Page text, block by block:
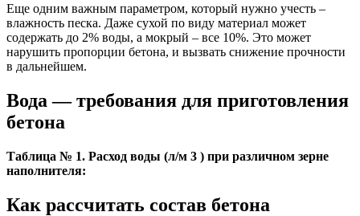
Еще одним важным параметром, который нужно учесть –
влажность песка. Даже сухой по виду материал может
содержать до 2% воды, а мокрый – все 10%. Это может
нарушить пропорции бетона, и вызвать снижение прочности
в дальнейшем.
Вода — требования для приготовления
бетона
Таблица № 1. Расход воды (л/м 3 ) при различном зерне
наполнителя:
Как рассчитать состав бетона